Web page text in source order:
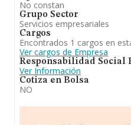
No constan
Grupo Sector
Servicios empresariales
Cargos
Encontrados 1 cargos en
Ver cargos de Empresa
Responsabilidad Social
Ver Información
Cotiza en Bolsa
NO